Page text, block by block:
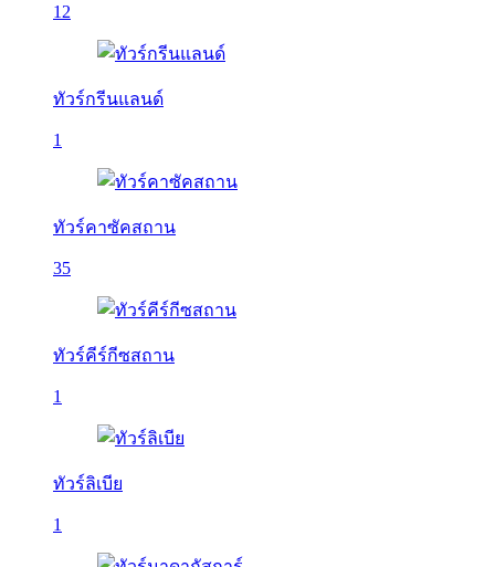
12
ทัวร์กรีนแลนด์
1
ทัวร์คาซัคสถาน
35
ทัวร์คีร์กีซสถาน
1
ทัวร์ลิเบีย
1